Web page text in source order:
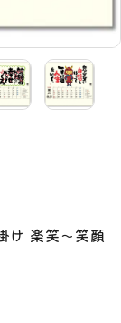
け 楽笑～笑顔